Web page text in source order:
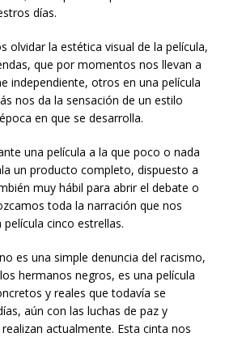
días.
olvidar la estética visual de la película,
que por momentos nos llevan a
independiente, otros en una película
nos da la sensación de un estilo
en que se desarrolla.
una película a la que poco o nada
un producto completo, dispuesto a
muy hábil para abrir el debate o
toda la narración que nos
cinco estrellas.
no es una simple denuncia del racismo,
hermanos negros, es una película
y reales que todavía se
aún con las luchas de paz y
actualmente. Esta cinta nos